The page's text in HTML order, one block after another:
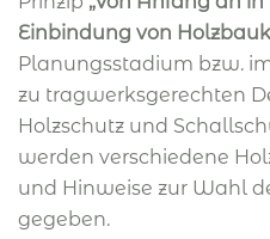
Einbindung von
Planungsstadium bzw.
zu tragwerksgerechten
Holzschutz und
werden verschiedene
und Hinweise zur Wahl
gegeben.